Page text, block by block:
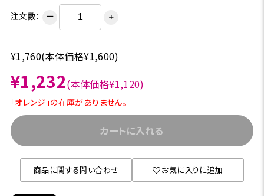
注文数： ー ＋
¥1,760(本体価格¥1,600)
¥1,232(本体価格¥1,120)
「オレンジ」の在庫がありません。
カートに入れる
商品に関する問い合わせ お気に入りに追加